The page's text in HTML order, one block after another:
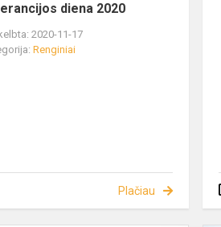
diena 2020
2020-11-17
Renginiai
Plačiau